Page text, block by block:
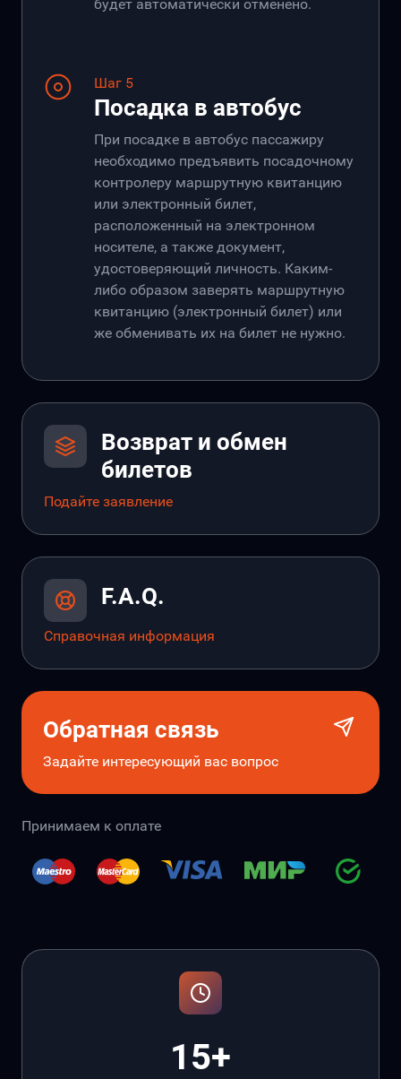
будет автоматически отменено.
Шаг 5
Посадка в автобус
При посадке в автобус пассажиру
необходимо предъявить посадочному
контролеру маршрутную квитанцию
или электронный билет,
расположенный на электронном
носителе, а также документ,
удостоверяющий личность. Каким-
либо образом заверять маршрутную
квитанцию (электронный билет) или
же обменивать их на билет не нужно.
Возврат и обмен
билетов
Подайте заявление
F.A.Q.
Справочная информация
Обратная связь
Задайте интересующий вас вопрос
Принимаем к оплате
15+